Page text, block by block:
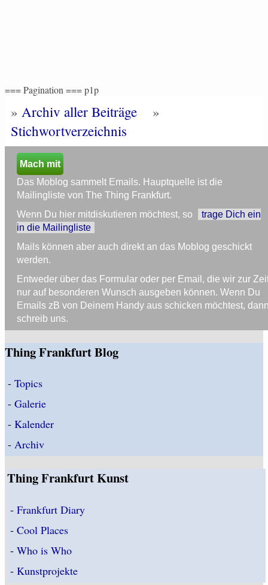
=== Pagination === p1p
» Archiv aller Beiträge
»
Stichwortverzeichnis
Mach mit
Das Moblog sammelt Emails. Hauptquelle ist die
Mailingliste von The Thing Frankfurt.
Wenn Du hier mitdiskutieren möchtest, so
trage Dich ein
in die Mailingliste
Mails können aber auch direkt an das Moblog geschickt
werden.
Entweder über das Formular oder per Email, die wir zur
nur auf besonderen Wunsch ausgeben können. Wenn Du
Emails zB von Deinem Handy aus schicken möchtest,
schreib uns.
Thing Frankfurt Blog
- Topics
- Galerie
- Kalender
- Archiv
Thing Frankfurt Kunst
-Frankfurt Diary
-Cool Places
-Who is Who
-Kunstprojekte